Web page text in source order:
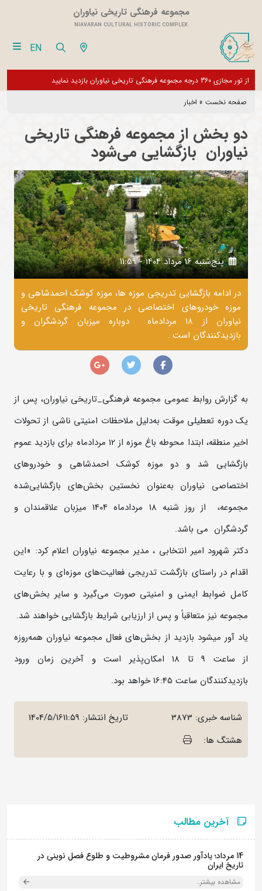
مجموعه فرهنگی تاریخی نیاوران
NIAVARAN CULTURAL HISTORIC COMPLEX
EN
از تور مجازی 360 درجه مجموعه فرهنگی تاریخی نیاوران بازدید نمایید
صفحه نخست » اخبار
دو بخش از مجموعه فرهنگی تاریخی
نیاوران بازگشایی می‌شود
پنج‌شنبه 16 مرداد 1404 - 11:59
در ادامه بازگشایی تدریجی موزه ها، موزه کوشک احمدشاهی و
موزه خودروهای اختصاصی در مجموعه فرهنگی تاریخی
نیاوران از 18 مردادماه دوباره میزبان گردشگران و
بازدیدکنندگان است .
به گزارش روابط عمومی مجموعه فرهنگی‌_تاریخی نیاوران، پس از
یک دوره تعطیلی موقت به‌دلیل ملاحظات امنیتی ناشی از تحولات
اخیر منطقه، ابتدا محوطه باغ موزه از 12 مردادماه برای بازدید عموم
بازگشایی شد و دو موزه کوشک احمدشاهی و خودروهای
اختصاصی نیاوران به‌عنوان نخستین بخش‌های بازگشایی‌شده
مجموعه، از روز شنبه 18 مردادماه 1404 میزبان علاقمندان و
گردشگران می باشد.
دکتر شهرود امیر انتخابی ، مدیر مجموعه نیاوران اعلام کرد: «این
اقدام در راستای بازگشت تدریجی فعالیت‌های موزه‌ای و با رعایت
کامل ضوابط ایمنی و امنیتی صورت می‌گیرد و سایر بخش‌های
مجموعه نیز متعاقباً و پس از ارزیابی شرایط بازگشایی خواهند شد.
ياد آور ميشود بازدید از بخش‌های فعال مجموعه نیاوران همه‌روزه
از ساعت 9 تا 18 امکان‌پذیر است و آخرین زمان ورود
بازدیدکنندگان ساعت 16:45 خواهد بود.
شناسه خبری: 3873 تاریخ انتشار: 1404/5/1611:59
هشتگ ها:
آخرین مطالب
14 مرداد؛ یادآور صدور فرمان مشروطیت و طلوع فصل نوینی در
تاریخ ایران
مشاهده بیشتر..